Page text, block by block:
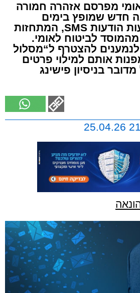
מפרסם אזהרה חמורה
חדש שמופץ בימים
האחרונים באמצעות הודעות SMS, המתחזות
לביטוח לאומי.
להצטרף ל“מסלול
אותם למילוי פרטים
בניסיון פישינג